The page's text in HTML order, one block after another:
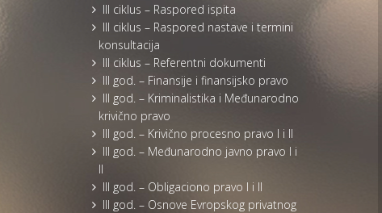
III ciklus – Raspored ispita
III ciklus – Raspored nastave i termini
konsultacija
III ciklus – Referentni dokumenti
III god. – Finansije i finansijsko pravo
III god. – Kriminalistika i Međunarodno
krivično pravo
III god. – Krivično procesno pravo I i II
III god. – Međunarodno javno pravo I i
II
III god. – Obligaciono pravo I i II
III god. – Osnove Evropskog privatnog